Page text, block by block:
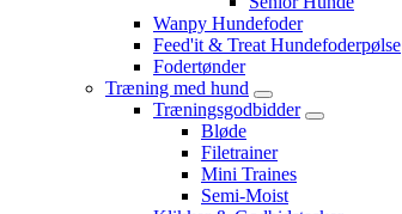
Wanpy Hundefoder
Feed'it & Treat Hundefoderpølse
Fodertønder
Træning med hund
Træningsgodbidder
Bløde
Filetrainer
Mini Traines
Semi-Moist